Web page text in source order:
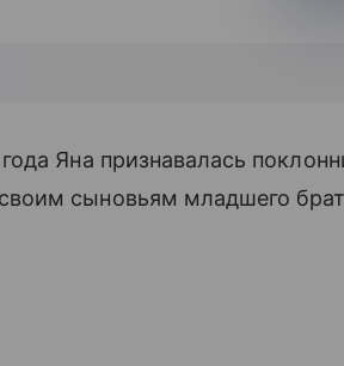
Яна признавалась
сыновьям младшего